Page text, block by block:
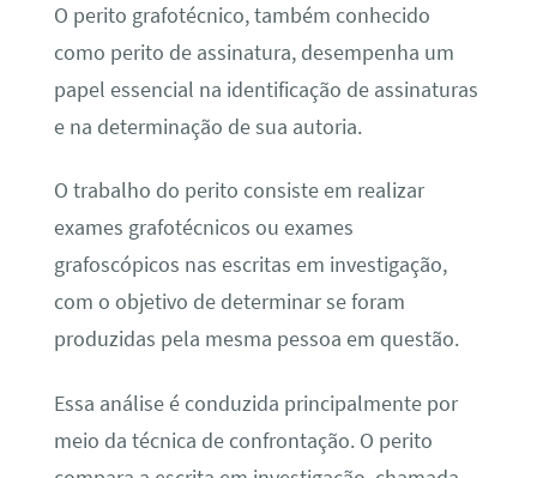
O perito grafotécnico, também conhecido
como perito de assinatura, desempenha um
papel essencial na identificação de assinaturas
e na determinação de sua autoria.
O trabalho do perito consiste em realizar
exames grafotécnicos ou exames
grafoscópicos nas escritas em investigação,
com o objetivo de determinar se foram
produzidas pela mesma pessoa em questão.
Essa análise é conduzida principalmente por
meio da técnica de confrontação. O perito